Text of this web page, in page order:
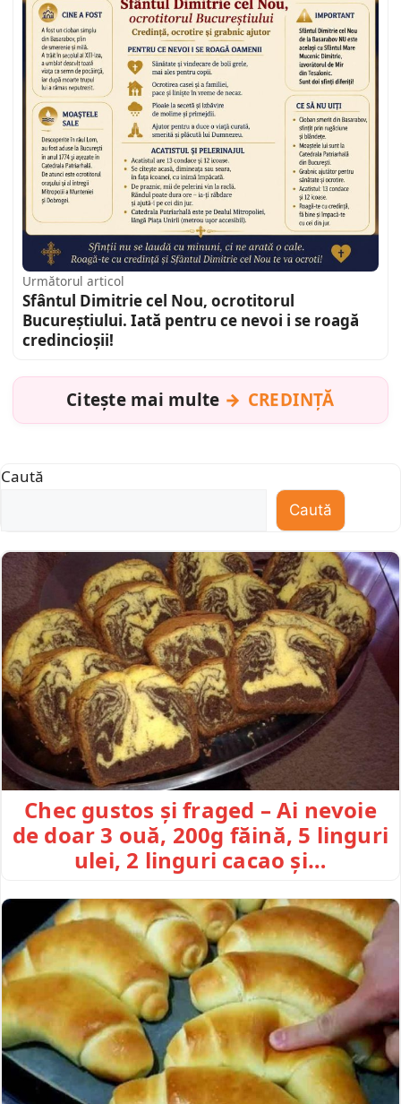
Următorul articol
Sfântul Dimitrie cel Nou, ocrotitorul
Bucureștiului. Iată pentru ce nevoi i se roagă
credincioșii!
Citește mai multe CREDINȚĂ
Caută
Caută
Chec gustos și fraged – Ai nevoie
de doar 3 ouă, 200g făină, 5 linguri
ulei, 2 linguri cacao și…